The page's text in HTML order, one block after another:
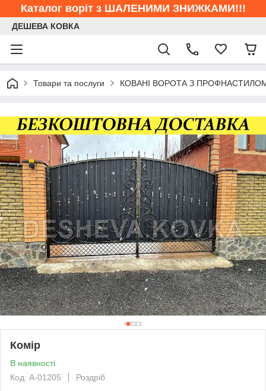
Каталог воріт з ШАЛЕНИМИ ЗНИЖКАМИ!!!
ДЕШЕВА КОВКА
Товари та послуги КОВАНІ ВОРОТА З
Комір
В наявності
Код: А-01205
Роздріб